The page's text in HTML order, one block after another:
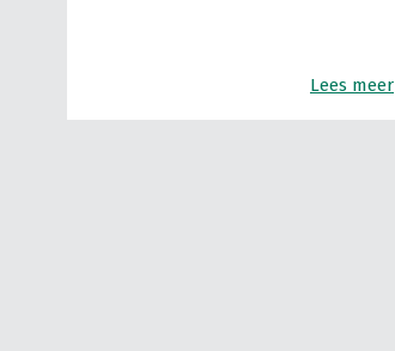
Lees meer